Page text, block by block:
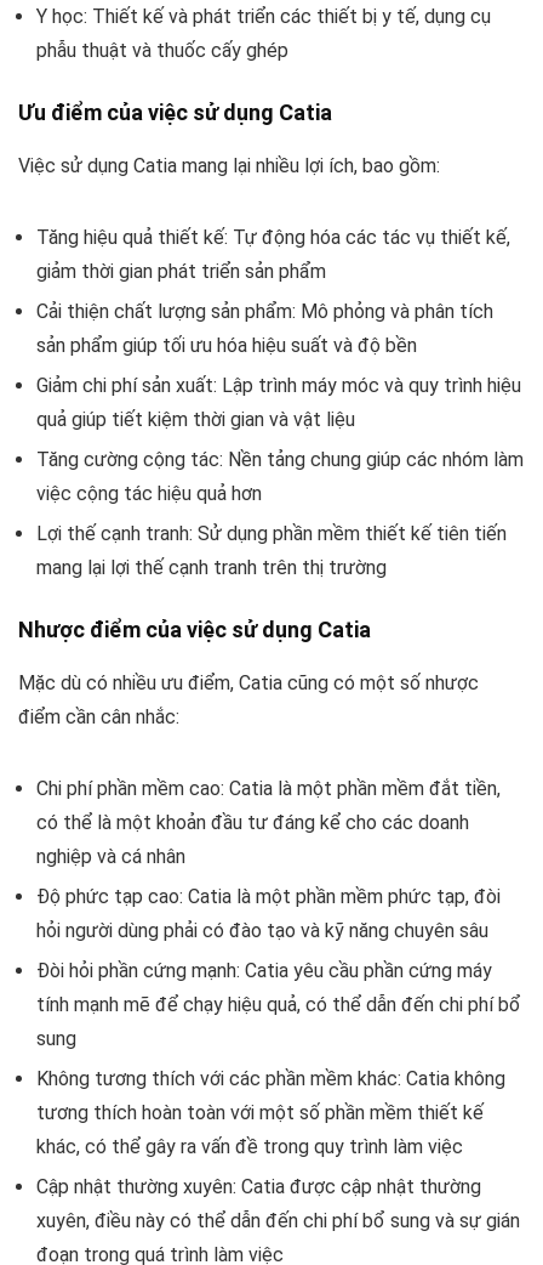
Y học: Thiết kế và phát triển các thiết bị y tế, dụng cụ
phẫu thuật và thuốc cấy ghép
Ưu điểm của việc sử dụng Catia
Việc sử dụng Catia mang lại nhiều lợi ích, bao gồm:
Tăng hiệu quả thiết kế: Tự động hóa các tác vụ thiết kế,
giảm thời gian phát triển sản phẩm
Cải thiện chất lượng sản phẩm: Mô phỏng và phân tích
sản phẩm giúp tối ưu hóa hiệu suất và độ bền
Giảm chi phí sản xuất: Lập trình máy móc và quy trình hiệu
quả giúp tiết kiệm thời gian và vật liệu
Tăng cường cộng tác: Nền tảng chung giúp các nhóm làm
việc cộng tác hiệu quả hơn
Lợi thế cạnh tranh: Sử dụng phần mềm thiết kế tiên tiến
mang lại lợi thế cạnh tranh trên thị trường
Nhược điểm của việc sử dụng Catia
Mặc dù có nhiều ưu điểm, Catia cũng có một số nhược
điểm cần cân nhắc:
Chi phí phần mềm cao: Catia là một phần mềm đắt tiền,
có thể là một khoản đầu tư đáng kể cho các doanh
nghiệp và cá nhân
Độ phức tạp cao: Catia là một phần mềm phức tạp, đòi
hỏi người dùng phải có đào tạo và kỹ năng chuyên sâu
Đòi hỏi phần cứng mạnh: Catia yêu cầu phần cứng máy
tính mạnh mẽ để chạy hiệu quả, có thể dẫn đến chi phí bổ
sung
Không tương thích với các phần mềm khác: Catia không
tương thích hoàn toàn với một số phần mềm thiết kế
khác, có thể gây ra vấn đề trong quy trình làm việc
Cập nhật thường xuyên: Catia được cập nhật thường
xuyên, điều này có thể dẫn đến chi phí bổ sung và sự gián
đoạn trong quá trình làm việc